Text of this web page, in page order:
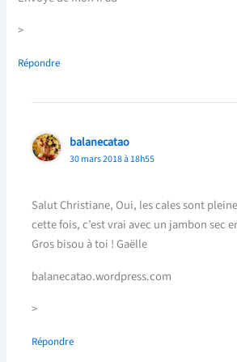
>
Répondre
balanecatao
30 mars 2018 à 18h55
Salut Christiane, Oui, les cales sont
cette fois, c’est vrai avec un jambon sec
Gros bisou à toi ! Gaëlle
balanecatao.wordpress.com
>
Répondre